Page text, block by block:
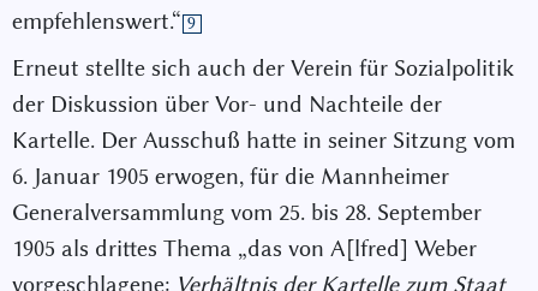
empfehlenswert.“ 9
Erneut stellte sich auch der Verein für Sozialpolitik
der Diskussion über Vor- und Nachteile der
Kartelle. Der Ausschuß hatte in seiner Sitzung vom
6. Januar 1905 erwogen, für die Mannheimer
Generalversammlung vom 25. bis 28. September
1905 als drittes Thema „das von A[lfred] Weber
vorgeschlagene: Verhältnis der Kartelle zum Staat